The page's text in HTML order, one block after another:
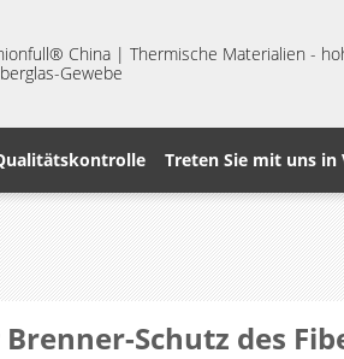
China | Thermische Materialien -
Gewebe
Treten Sie mit uns in
Schutz des